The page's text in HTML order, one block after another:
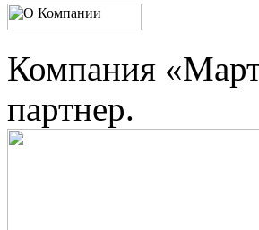
Компания
партнер.